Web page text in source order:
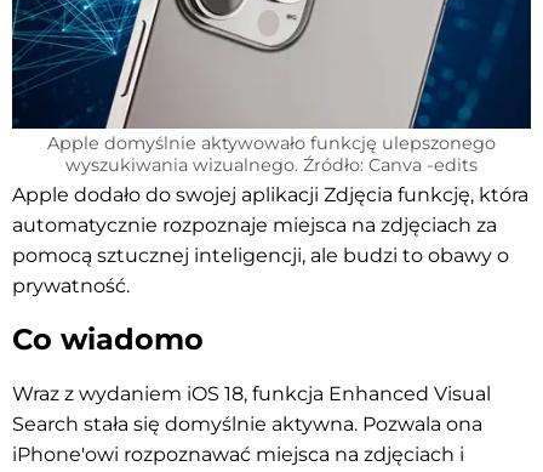
Apple domyślnie aktywowało funkcję ulepszonego
wyszukiwania wizualnego. Źródło: Canva -edits
Apple dodało do swojej aplikacji Zdjęcia funkcję, która
automatycznie rozpoznaje miejsca na zdjęciach za
pomocą sztucznej inteligencji, ale budzi to obawy o
prywatność.
Co wiadomo
Wraz z wydaniem iOS 18, funkcja Enhanced Visual
Search stała się domyślnie aktywna. Pozwala ona
iPhone'owi rozpoznawać miejsca na zdjęciach i